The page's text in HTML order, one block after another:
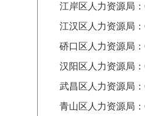
江岸区人力资源局：
江汉区人力资源局：
硚口区人力资源局：
汉阳区人力资源局：
武昌区人力资源局：
青山区人力资源局：